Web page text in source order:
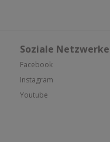
Soziale
Facebook
Instagram
Youtube